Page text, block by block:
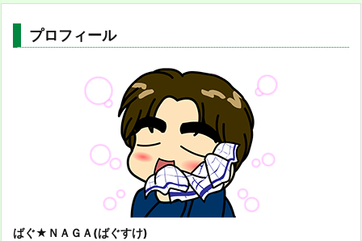
プロフィール
ばぐ★ＮＡＧＡ(ばぐすけ)